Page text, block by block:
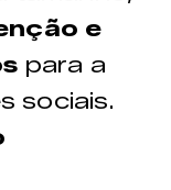
e
para a
sociais.